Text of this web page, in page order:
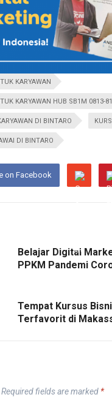
KARYAWAN
KARYAWAN HUB SB1M 0813-
DI BINTARO
DI BINTARO
on Facebook
Belajar Digital
PPKM Pandemi
Tempat Kursus
Terfavorit di
Required fields are marked *